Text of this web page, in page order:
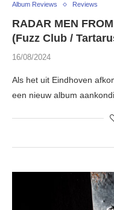
Album Reviews Reviews
RADAR MEN
(Fuzz Club /
16/08/2024
Als het uit Eindhoven
een nieuw album